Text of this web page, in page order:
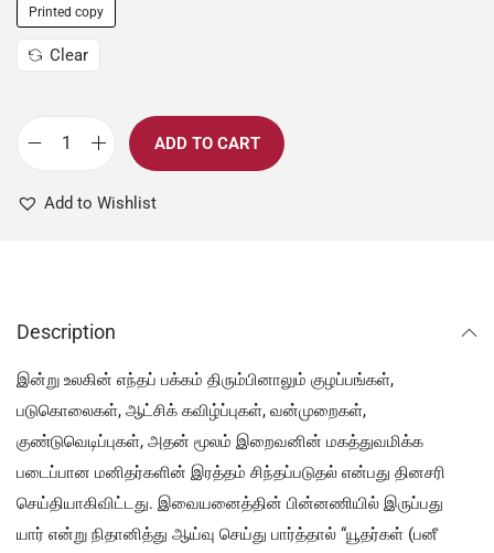
Printed copy
Clear
ADD TO CART
Add to Wishlist
Description
இன்று உலகின் எந்தப் பக்கம் திரும்பினாலும் குழப்பங்கள்,
படுகொலைகள், ஆட்சிக் கவிழ்ப்புகள், வன்முறைகள்,
குண்டுவெடிப்புகள், அதன் மூலம் இறைவனின் மகத்துவமிக்க
படைப்பான மனிதர்களின் இரத்தம் சிந்தப்படுதல் என்பது தினசரி
செய்தியாகிவிட்டது. இவையனைத்தின் பின்னணியில் இருப்பது
யார் என்று நிதானித்து ஆய்வு செய்து பார்த்தால் “யூதர்கள் (பனீ